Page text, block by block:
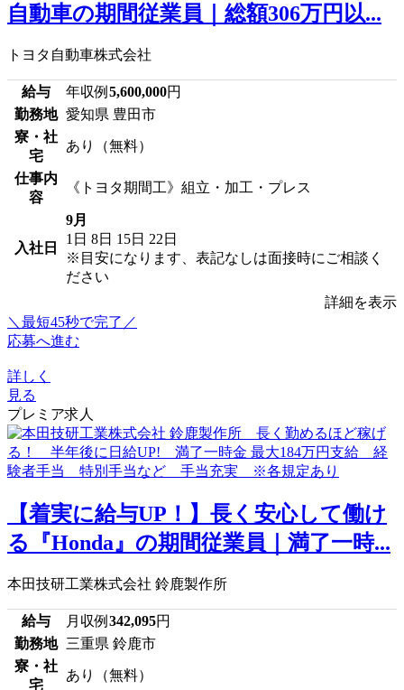
自動車の期間従業員｜総額306万円以...
トヨタ自動車株式会社
給与 年収例 5,600,000円
勤務地 愛知県 豊田市
寮・社
宅
あり（無料）
仕事内
容
《トヨタ期間工》組立・加工・プレス
入社日
9月
1日 8日 15日 22日
※目安になります、表記なしは面接時にご相談く
ださい
詳細を表示
＼最短45秒で完了／
応募へ進む
詳しく
見る
プレミア求人
【着実に給与UP！】長く安心して働け
る『Honda』の期間従業員｜満了一時...
本田技研工業株式会社 鈴鹿製作所
給与 月収例 342,095円
勤務地 三重県 鈴鹿市
寮・社
宅
あり（無料）